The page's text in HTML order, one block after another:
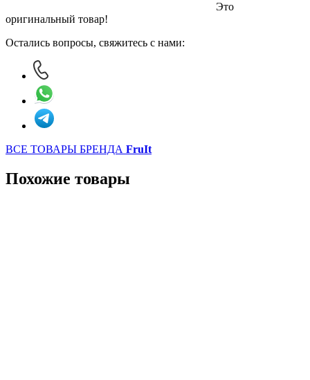
Это
оригинальный товар!
Остались вопросы, свяжитесь с нами:
ВСЕ ТОВАРЫ БРЕНДА FruIt
Похожие товары